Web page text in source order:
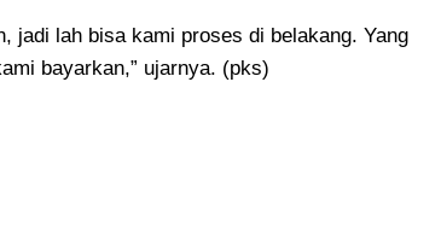
jadi lah bisa kami proses di belakang. Yang
bayarkan,” ujarnya. (pks)